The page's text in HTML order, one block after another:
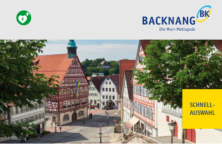
SCHNELL-
AUSWAHL